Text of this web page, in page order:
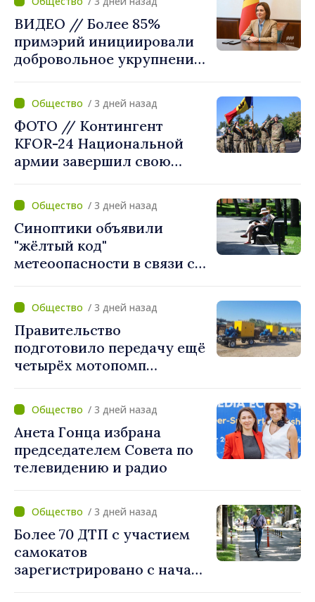
районных больницах
ВИДЕО // Более 85%
примэрий инициировали
добровольное укрупнение.
приветствует смелые
решения местных властей:
«Вы поставили интересы
людей на первое место»
/ 3 дней назад
ФОТО // Контингент
KFOR-24 Национальной
армии завершил свою
/ 3 дней назад
Синоптики объявили
"жёлтый код"
метеоопасности в связи с
поднимется до 36°C
/ 3 дней назад
Правительство
подготовило передачу ещё
четырёх мотопомп
предприятию «Apă Canal»
/ 3 дней назад
Анета Гонца избрана
председателем Совета по
телевидению и радио
/ 3 дней назад
Более 70 ДТП с участием
самокатов
зарегистрировано с начала